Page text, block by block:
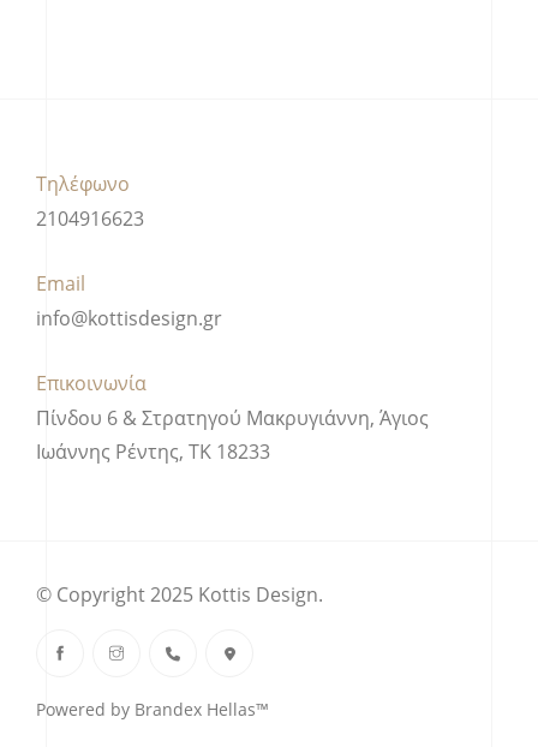
Τηλέφωνο
2104916623
Email
info@kottisdesign.gr
Επικοινωνία
Πίνδου 6 & Στρατηγού Μακρυγιάννη, Άγιος
Ιωάννης Ρέντης, ΤΚ 18233
© Copyright 2025 Kottis Design.
Powered by Brandex Hellas™